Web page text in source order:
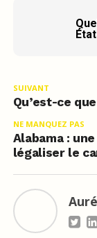
SUIVANT
Qu’est-ce
NE MANQUEZ PAS
Alabama :
légaliser le